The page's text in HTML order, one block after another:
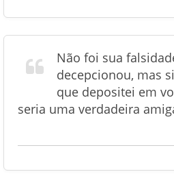
Não foi sua
decepcionou, mas
que depositei em
seria uma verdadeira